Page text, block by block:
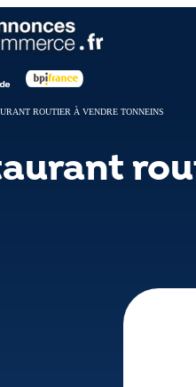
ROUTIER À VENDRE TONNEINS
des cookies